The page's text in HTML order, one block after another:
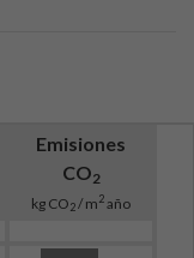
Emisiones
CO2
kg CO2/ m2año